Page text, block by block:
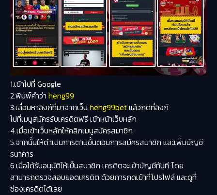
1.เข้าไปที่ Google
2.พิมพ์คำว่า heng99
3.เลื่อนหาลิงก์ที่มาจากเว็บ heng99betแล้วกดที่ลิงก์
ไปที่เมนูสมัครรับเครดิตฟรี เข้าหน้าเว็บหลัก
4.เมื่อเข้าเว็บหลักให้คลิกเมนูสมัครสมาชิก
5.จากนั้นให้ดำเนินการตามขั้นตอนการสมัครสมาชิก และเพิ่มบัญชี
ธนาคาร
6.เมื่อได้รับอนุมัติให้เป็นสมาชิก เครดิตจะเข้าบัญชีทันที โดย
สามารถตรวจสอบยอดเครดิต ด้วยการกดเข้าที่โปรไฟล์ และดูที่
ช่องเครดิตได้เลย